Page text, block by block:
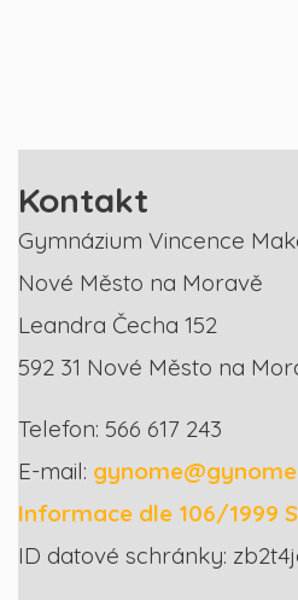
Kontakt
Gymnázium Vincence
Nové Město na Moravě
Leandra Čecha 152
592 31 Nové Město na
Telefon: 566 617 243
E-mail:
Informace dle 106/1999
ID datové schránky: